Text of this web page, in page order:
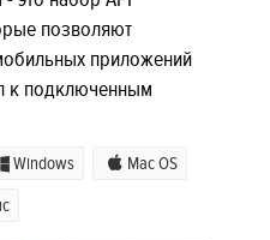
позволяют
приложений
к подключенным
Windows Mac OS